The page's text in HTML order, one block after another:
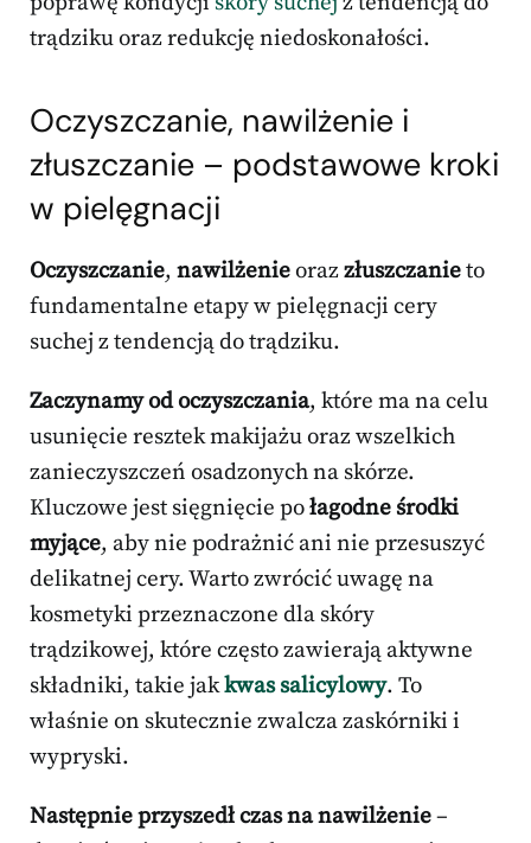
trądziku oraz redukcję niedoskonałości.
Oczyszczanie, nawilżenie i
złuszczanie – podstawowe kroki
w pielęgnacji
Oczyszczanie, nawilżenieorazzłuszczanieto
fundamentalne etapy w pielęgnacji cery
suchej z tendencją do trądziku.
Zaczynamy od oczyszczania, które ma na celu
usunięcie resztek makijażu oraz wszelkich
zanieczyszczeń osadzonych na skórze.
Kluczowe jest sięgnięcie połagodne środki
myjące, aby nie podrażnić ani nie przesuszyć
delikatnej cery. Warto zwrócić uwagę na
kosmetyki przeznaczone dla skóry
trądzikowej, które często zawierają aktywne
składniki, takie jakkwas salicylowy. To
właśnie on skutecznie zwalcza zaskórniki i
wypryski.
Następnie przyszedł czas na nawilżenie–